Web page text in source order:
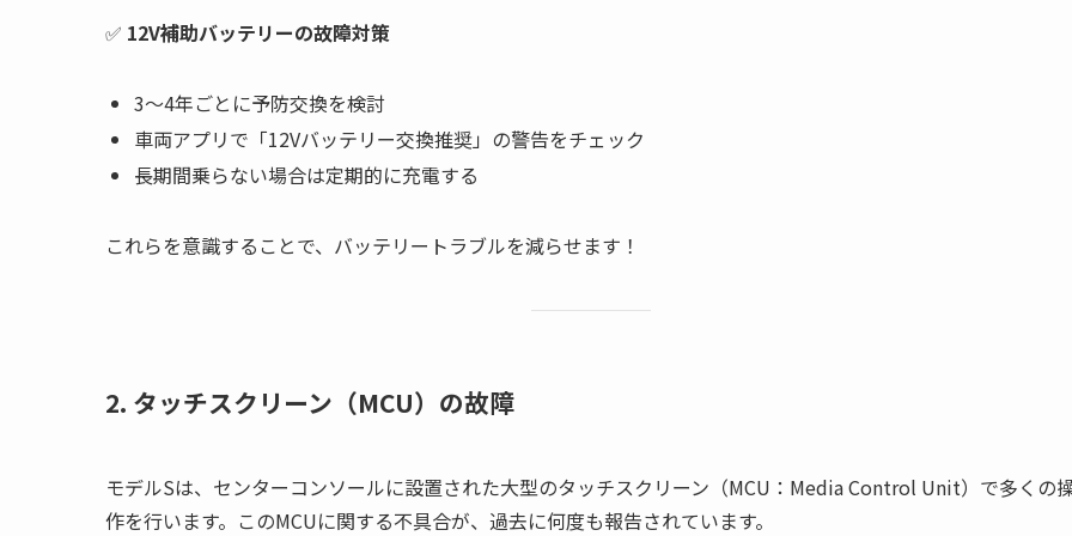
✅ 12V補助バッテリーの故障対策
3〜4年ごとに予防交換を検討
車両アプリで「12Vバッテリー交換推奨」の警告をチェック
長期間乗らない場合は定期的に充電する
これらを意識することで、バッテリートラブルを減らせます！
2. タッチスクリーン（MCU）の故障
モデルSは、センターコンソールに設置された大型のタッチスクリーン（MCU：Media Control Unit）で多くの
作を行います。このMCUに関する不具合が、過去に何度も報告されています。